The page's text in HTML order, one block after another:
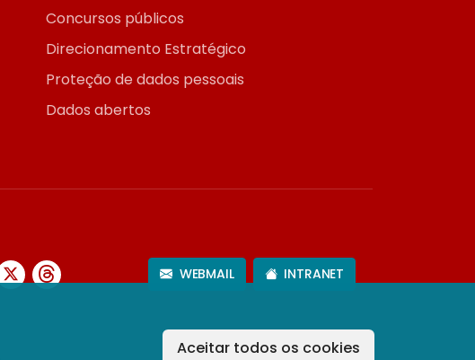
Aceitar todos os cookies
Concursos públicos
Direcionamento Estratégico
Proteção de dados pessoais
Dados abertos
WEBMAIL INTRANET